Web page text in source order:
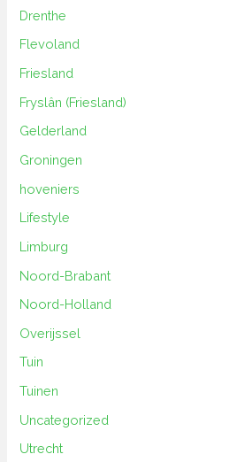
Drenthe
Flevoland
Friesland
Fryslân (Friesland)
Gelderland
Groningen
hoveniers
Lifestyle
Limburg
Noord-Brabant
Noord-Holland
Overijssel
Tuin
Tuinen
Uncategorized
Utrecht